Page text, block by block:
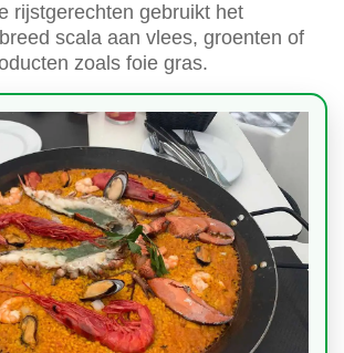
rijstgerechten gebruikt het
scala aan vlees, groenten of
zoals foie gras.